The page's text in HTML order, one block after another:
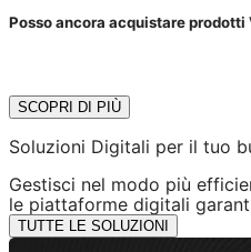
Posso ancora acquistare prodotti
SCOPRI DI PIÙ
Soluzioni Digitali per il tuo
Gestisci nel modo più
le piattaforme digitali
TUTTE LE SOLUZIONI